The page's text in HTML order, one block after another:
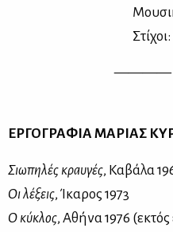
————
ΕΡ­ΓΟ­ΓΡΑ­ΦΙΑ MΑ­ΡΙΑΣ
Σιω­πη­λές κραυ­γές, Κα­βά­λα
Οι λέ­ξεις, Ίκα­ρος 1973
Ο κύ­κλος, Αθή­να 1976